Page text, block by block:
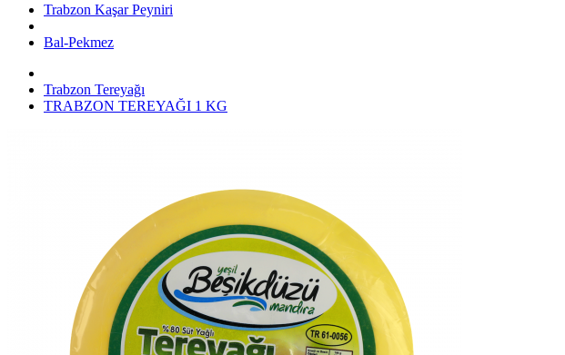
Trabzon Kaşar Peyniri
Bal-Pekmez
Trabzon Tereyağı
TRABZON TEREYAĞI 1 KG